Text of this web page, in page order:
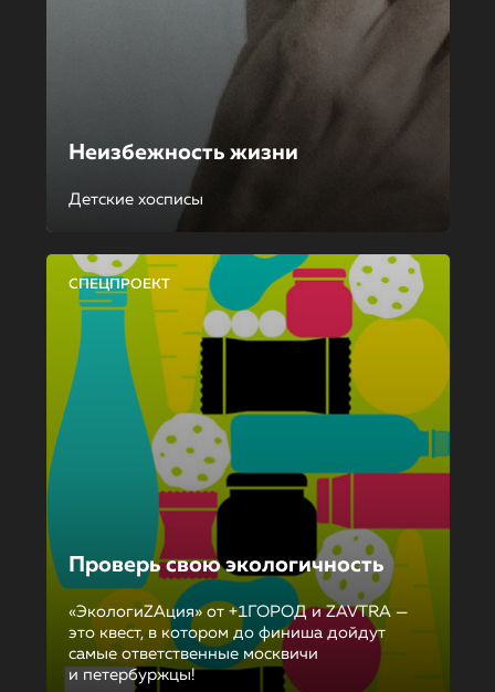
Неизбежность жизни
Детские хосписы
СПЕЦПРОЕКТ
Проверь свою экологичность
«ЭкологиZAция» от +1ГОРОД и ZAVTRA —
это квест, в котором до финиша дойдут
самые ответственные москвичи
и петербуржцы!